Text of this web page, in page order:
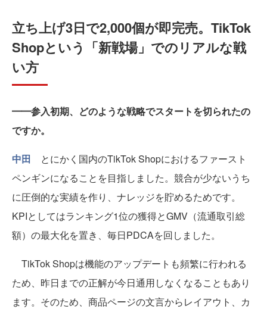
立ち上げ3日で2,000個が即完売。TikTok
Shopという「新戦場」でのリアルな戦
い方
━━参入初期、どのような戦略でスタートを切られたの
ですか。
中田 とにかく国内のTikTok Shopにおけるファースト
ペンギンになることを目指しました。競合が少ないうち
に圧倒的な実績を作り、ナレッジを貯めるためです。
KPIとしてはランキング1位の獲得とGMV（流通取引総
額）の最大化を置き、毎日PDCAを回しました。
TikTok Shopは機能のアップデートも頻繁に行われる
ため、昨日までの正解が今日通用しなくなることもあり
ます。そのため、商品ページの文言からレイアウト、カ